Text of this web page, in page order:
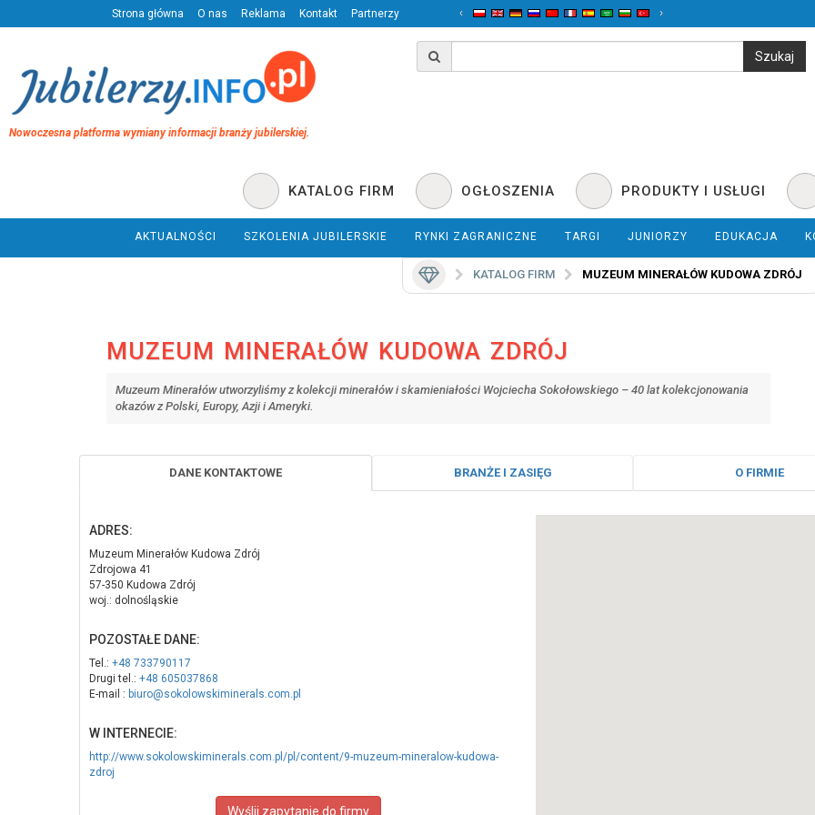
Strona główna O nas Reklama Kontakt Partnerzy ‹ ›
Nowoczesna platforma wymiany informacji branży jubilerskiej.
KATALOG FIRM OGŁOSZENIA PRODUKTY I USŁUGI
AKTUALNOŚCI SZKOLENIA JUBILERSKIE RYNKI ZAGRANICZNE TARGI JUNIORZY EDUKACJA
KATALOG FIRM MUZEUM MINERAŁÓW KUDOWA ZDRÓJ
MUZEUM MINERAŁÓW KUDOWA ZDRÓJ
Muzeum Minerałów utworzyliśmy z kolekcji minerałów i skamieniałości Wojciecha Sokołowskiego – 40 lat kolekcjonowania
okazów z Polski, Europy, Azji i Ameryki.
DANE KONTAKTOWE BRANŻE I ZASIĘG O FIRMIE
ADRES:
Muzeum Minerałów Kudowa Zdrój
Zdrojowa 41
57-350 Kudowa Zdrój
woj.: dolnośląskie
POZOSTAŁE DANE:
Tel.: +48 733790117
Drugi tel.: +48 605037868
E-mail : biuro@sokolowskiminerals.com.pl
W INTERNECIE:
http://www.sokolowskiminerals.com.pl/pl/content/9-muzeum-mineralow-kudowa-
zdroj
Wyślij zapytanie do firmy